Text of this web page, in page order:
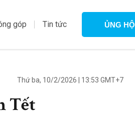
góp Tin tức ỦNG HỘ
Thứ ba, 10/2/2026 | 13:53 GMT+7
Tết